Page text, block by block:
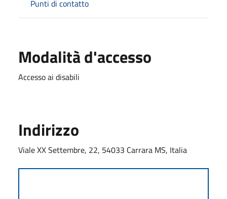
Punti di contatto
Modalità d'accesso
Accesso ai disabili
Indirizzo
Viale XX Settembre, 22, 54033 Carrara MS, Italia